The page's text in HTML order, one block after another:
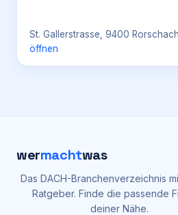
St. Gallerstrasse, 9400 Rorschach
öffnen
wermachtwas
Das DACH-Branchenverzeichnis
Ratgeber. Finde die passende
deiner Nähe.